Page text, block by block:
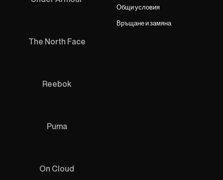
The North Face
Reebok
Puma
On Cloud
Общи условия
Връщане и замяна